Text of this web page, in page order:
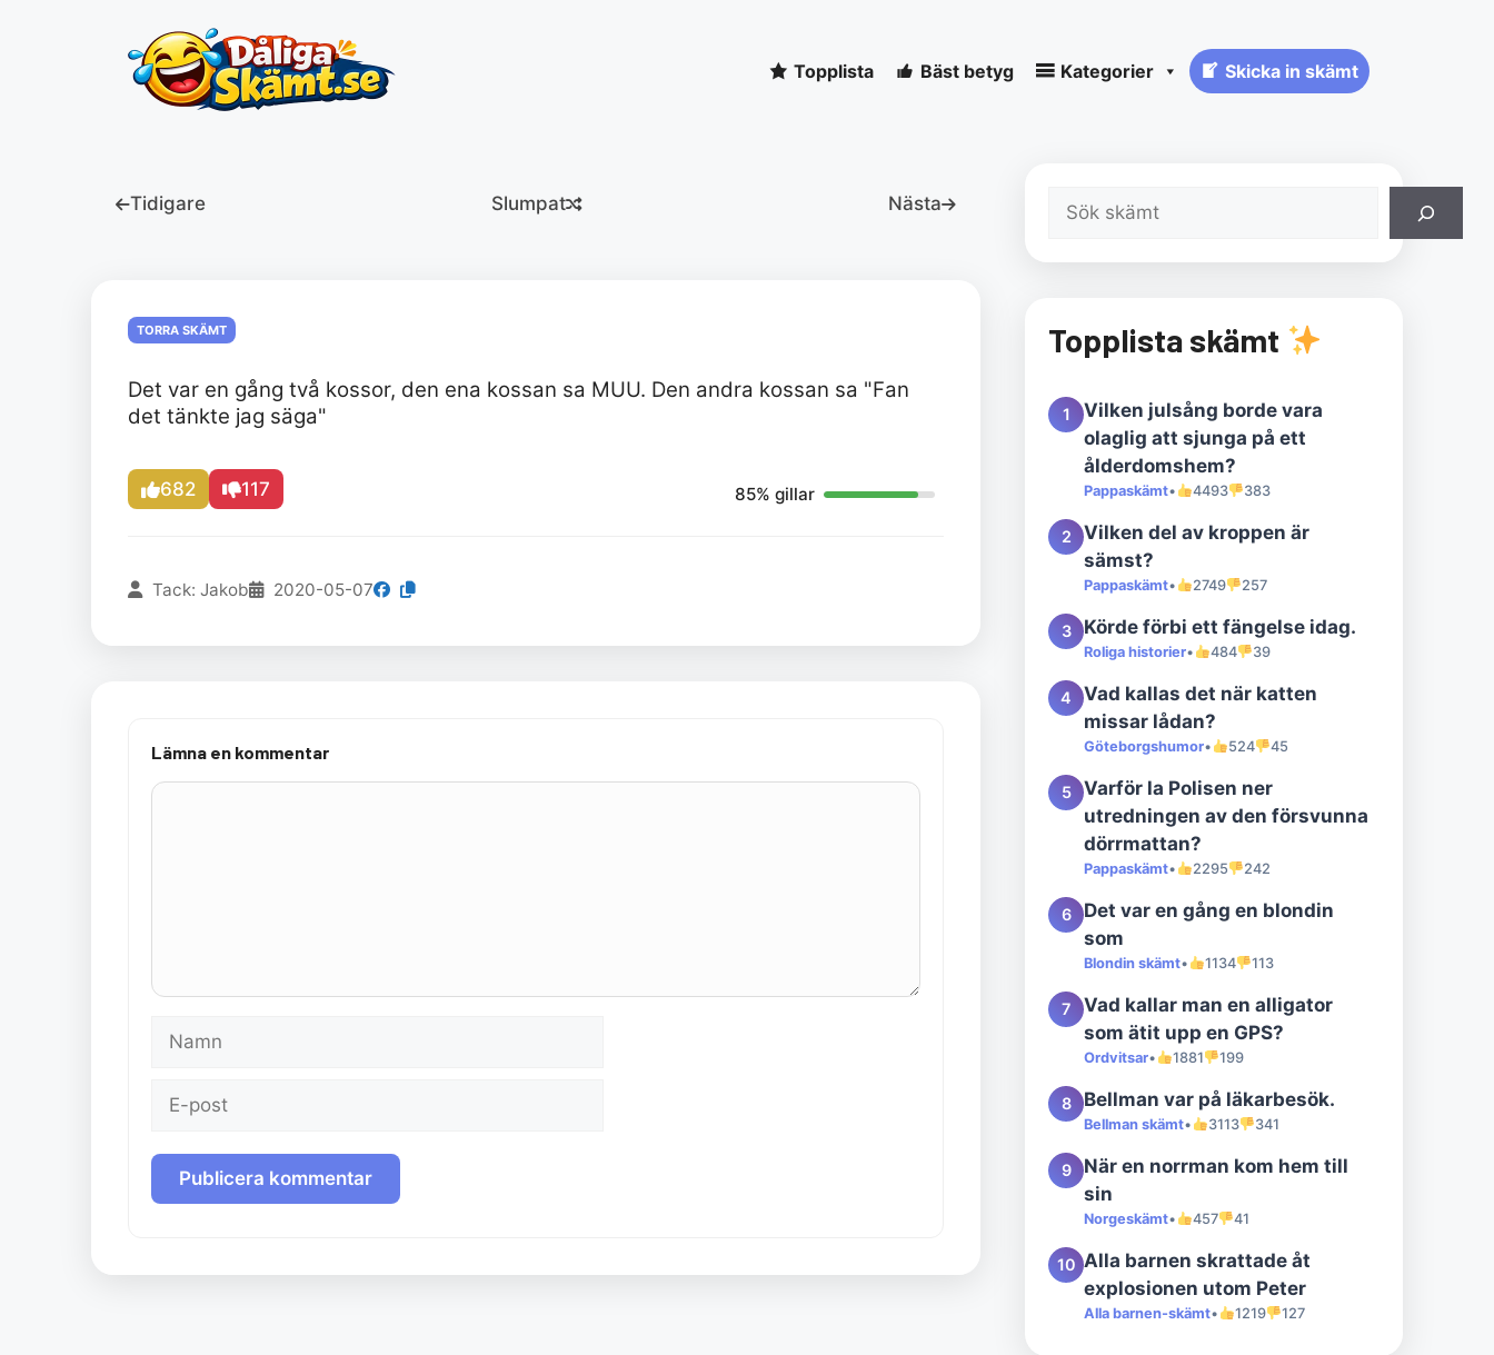
Topplista Bäst betyg Kategorier Skicka in skämt
Tidigare Slumpat Nästa
TORRA SKÄMT
Det var en gång två kossor, den ena kossan sa MUU. Den andra kossan sa "Fan
det tänkte jag säga"
682 117 85% gillar
Tack: Jakob 2020-05-07
Lämna en kommentar
Kommentar
Namn
Sök
Topplista skämt
1
Vilken julsång borde vara
olaglig att sjunga på ett
ålderdomshem?
Pappaskämt• 4493 383
2
Vilken del av kroppen är
sämst?
Pappaskämt• 2749 257
3 Körde förbi ett fängelse idag.
Roliga historier• 484 39
4
Vad kallas det när katten
missar lådan?
Göteborgshumor• 524 45
5
Varför la Polisen ner
utredningen av den försvunna
dörrmattan?
Pappaskämt• 2295 242
6
Det var en gång en blondin
som
Blondin skämt• 1134 113
7
Vad kallar man en alligator
som ätit upp en GPS?
Ordvitsar• 1881 199
8 Bellman var på läkarbesök.
Bellman skämt• 3113 341
9
När en norrman kom hem till
sin
Norgeskämt• 457 41
10 Alla barnen skrattade åt
explosionen utom Peter
Alla barnen-skämt• 1219 127